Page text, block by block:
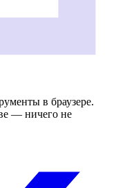
в браузере.
— ничего не